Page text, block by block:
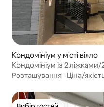
Кондомініум у місті віяло
Кондомініум із 2
VCU та Kroger
Розташування · Ціна/